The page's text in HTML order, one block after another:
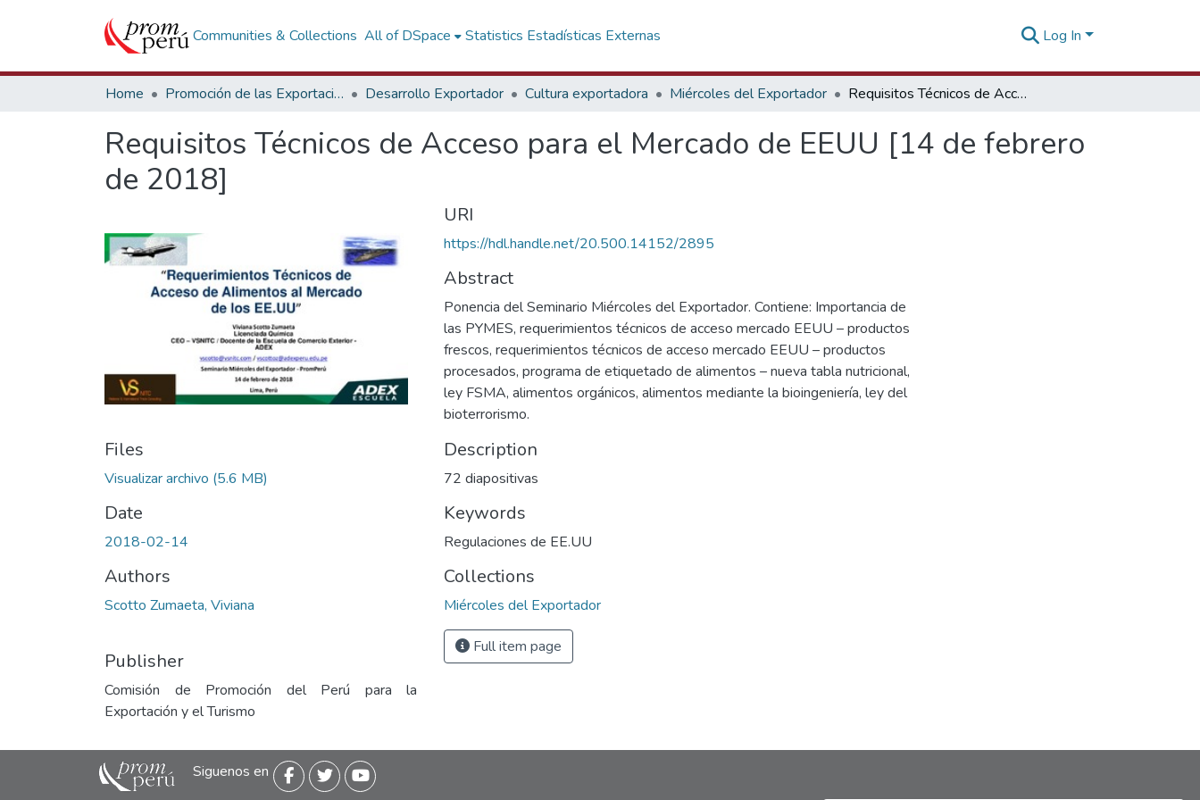
Communities & Collections All of DSpace Statistics Estadísticas Externas Log In
Home Promoción de las Exportaciones Desarrollo Exportador Cultura exportadora Miércoles del Exportador Requisitos Técnicos de Acceso para el Mercado de EEUU [14 de febrero de 2018]
Requisitos Técnicos de Acceso para el Mercado de EEUU [14 de febrero
de 2018]
Files
Visualizar archivo (5.6 MB)
Date
2018-02-14
Authors
Scotto Zumaeta, Viviana
Publisher
Comisión de Promoción del Perú para la
Exportación y el Turismo
URI
https://hdl.handle.net/20.500.14152/2895
Abstract
Ponencia del Seminario Miércoles del Exportador. Contiene: Importancia de
las PYMES, requerimientos técnicos de acceso mercado EEUU – productos
frescos, requerimientos técnicos de acceso mercado EEUU – productos
procesados, programa de etiquetado de alimentos – nueva tabla nutricional,
ley FSMA, alimentos orgánicos, alimentos mediante la bioingeniería, ley del
bioterrorismo.
Description
72 diapositivas
Keywords
Regulaciones de EE.UU
Collections
Miércoles del Exportador
Full item page
Siguenos en